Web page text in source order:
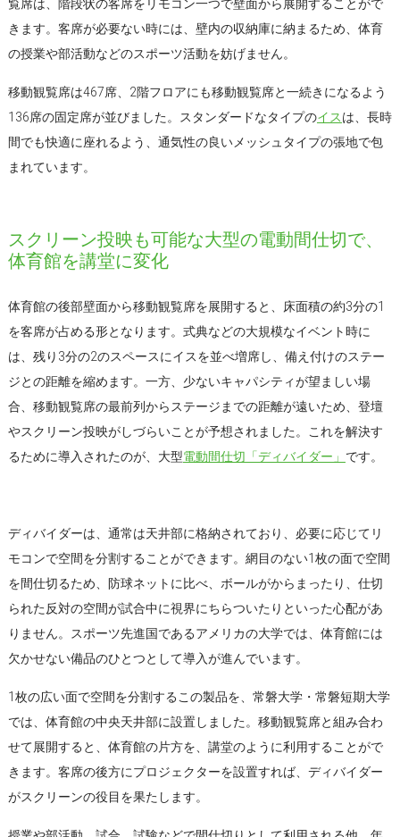
覧席は、階段状の客席をリモコン一つで壁面から展開することがで
きます。客席が必要ない時には、壁内の収納庫に納まるため、体育
の授業や部活動などのスポーツ活動を妨げません。
移動観覧席は467席、2階フロアにも移動観覧席と一続きになるよう
136席の固定席が並びました。スタンダードなタイプのイスは、長時
間でも快適に座れるよう、通気性の良いメッシュタイプの張地で包
まれています。
スクリーン投映も可能な大型の電動間仕切で、
体育館を講堂に変化
体育館の後部壁面から移動観覧席を展開すると、床面積の約3分の1
を客席が占める形となります。式典などの大規模なイベント時に
は、残り3分の2のスペースにイスを並べ増席し、備え付けのステー
ジとの距離を縮めます。一方、少ないキャパシティが望ましい場
合、移動観覧席の最前列からステージまでの距離が遠いため、登壇
やスクリーン投映がしづらいことが予想されました。これを解決す
るために導入されたのが、大型電動間仕切「ディバイダー」 です。
ディバイダーは、通常は天井部に格納されており、必要に応じてリ
モコンで空間を分割することができます。網目のない1枚の面で空間
を間仕切るため、防球ネットに比べ、ボールがからまったり、仕切
られた反対の空間が試合中に視界にちらついたりといった心配があ
りません。スポーツ先進国であるアメリカの大学では、体育館には
欠かせない備品のひとつとして導入が進んでいます。
1枚の広い面で空間を分割するこの製品を、常磐大学・常磐短期大学
では、体育館の中央天井部に設置しました。移動観覧席と組み合わ
せて展開すると、体育館の片方を、講堂のように利用することがで
きます。客席の後方にプロジェクターを設置すれば、ディバイダー
がスクリーンの役目を果たします。